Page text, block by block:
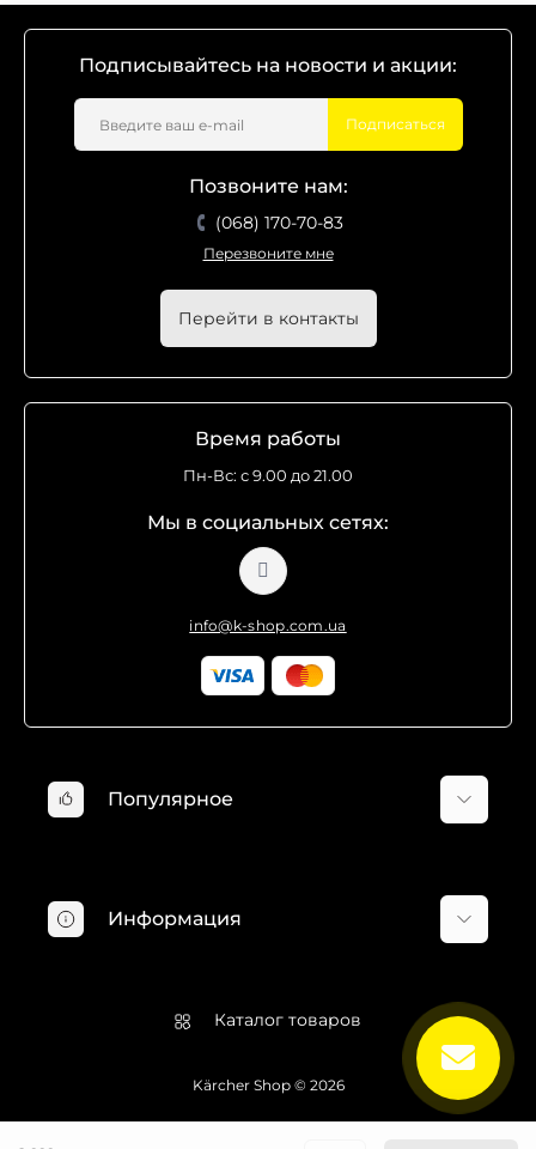
Подписывайтесь на новости и акции:
Подписаться
Позвоните нам:
(068) 170-70-83
Перезвоните мне
Перейти в контакты
Время работы
Пн-Вс: с 9.00 до 21.00
Мы в социальных сетях:
info@k-shop.com.ua
Популярное
Пылесосы Karcher
Хозяйственные пылесосы Karcher
Оконные пылесосы Karcher
Информация
Доставка и оплата
Пользовательское соглашение
Блог
Каталог товаров
Kärcher Shop © 2026